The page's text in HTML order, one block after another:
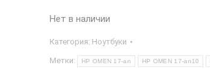
Нет в наличии
Категория: Ноутбуки
Метки: HP OMEN 17-an HP OMEN 17-an10